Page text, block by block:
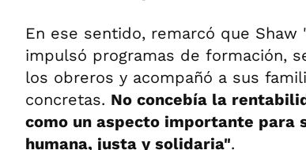
En ese sentido, remarcó que
impulsó programas de formación,
los obreros y acompañó a sus
concretas. No concebía la
como un aspecto importante para
humana, justa y solidaria".